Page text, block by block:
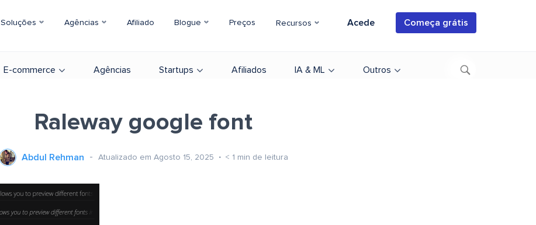
Soluções Agências Afiliado Blogue Preços Recursos Acede Começa grátis
E-commerce Agências Startups Afiliados IA & ML Outros
Raleway google font
Abdul Rehman Atualizado em Agosto 15, 2025 < 1 min de leitura